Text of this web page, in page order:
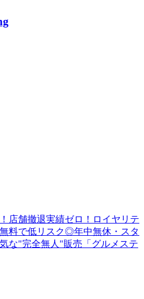
店舗撤退実績ゼロ！ロイヤリテ
料で低リスク◎年中無休・スタ
な"完全無人"販売「グルメステ